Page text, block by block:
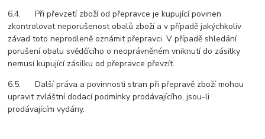
6.4. Při převzetí zboží od přepravce je kupující povinen
zkontrolovat neporušenost obalů zboží a v případě jakýchkoliv
závad toto neprodleně oznámit přepravci. V případě shledání
porušení obalu svědčícího o neoprávněném vniknutí do zásilky
nemusí kupující zásilku od přepravce převzít.
6.5. Další práva a povinnosti stran při přepravě zboží mohou
upravit zvláštní dodací podmínky prodávajícího, jsou-li
prodávajícím vydány.